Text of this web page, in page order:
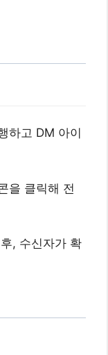
하고 DM 아이
을 클릭해 전
, 수신자가 확